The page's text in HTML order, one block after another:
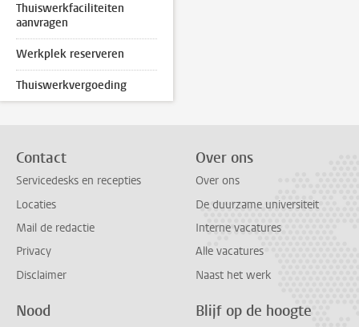
Thuiswerkfaciliteiten
aanvragen
Werkplek reserveren
Thuiswerkvergoeding
Contact
Servicedesks en recepties
Locaties
Mail de redactie
Privacy
Disclaimer
Over ons
Over ons
De duurzame universiteit
Interne vacatures
Alle vacatures
Naast het werk
Nood Blijf op de hoogte